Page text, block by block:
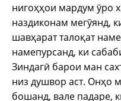
нигоҳҳои мардум ӯро
наздиконам мегӯянд,
шавҳарат талоқат
намепурсанд, ки
Зиндагӣ барои ман
низ душвор аст. Онҳо
бошанд, вале падаре,